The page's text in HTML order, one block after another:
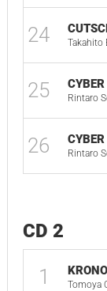
24 Takahito
25 Rintaro
26 Rintaro
CD 2
1 Tomoya